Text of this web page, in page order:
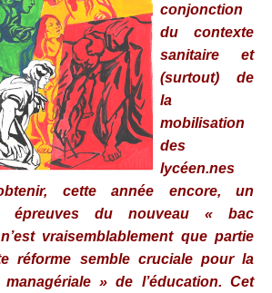
Répressions
Dessins
Poètes, vos papiers !
Droit à la ville
Briquette
NUMÉROS
ABONNEZ-VOUS
conjonction
du contexte
sanitaire et
(surtout) de
la
mobilisation
des
lycéen.nes
cette année encore, un
épreuves du nouveau « bac
vraisemblablement que partie
réforme semble cruciale pour la
» de l’éducation. Cet